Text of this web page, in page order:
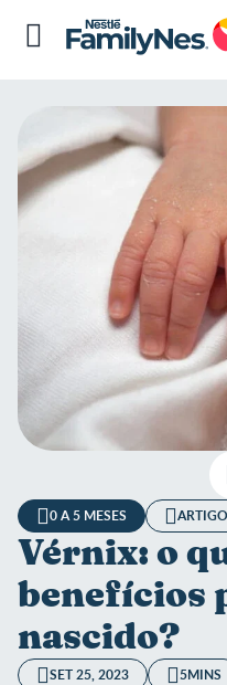
0 A 5 MESES ARTIGO
Vérnix: o
benefícios
nascido?
SET 25, 2023 5MINS